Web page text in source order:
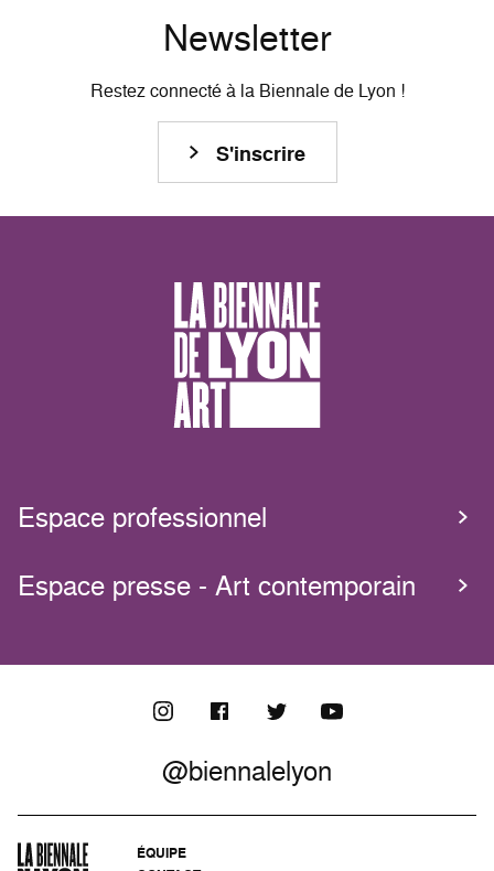
Newsletter
Restez connecté à la Biennale de Lyon !
S'inscrire
Espace professionnel
Espace presse - Art contemporain
@biennalelyon
ÉQUIPE